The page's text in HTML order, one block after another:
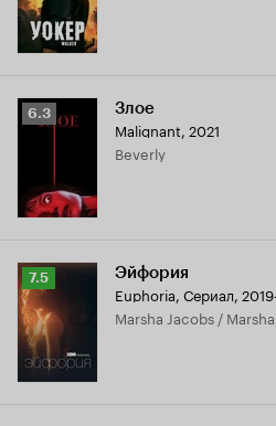
Рейтинг
6.3 Злое
Malignant, 2021
Beverly
Рейтинг
Кинопоиска
7.5
7.5 Эйфория
Euphoria, Сериал,
Marsha Jacobs / Marsha